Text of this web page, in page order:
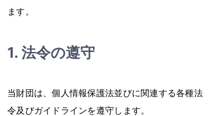
ます。
1. 法令の遵守
当財団は、個人情報保護法並びに関連する各種法
令及びガイドラインを遵守します。